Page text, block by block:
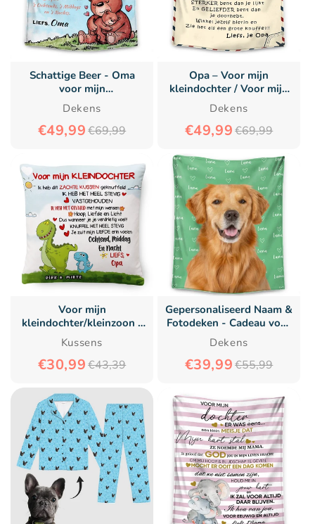
Schattige Beer - Oma
voor mijn
Kleindochter/Kleinzoon
Premium Deken™
Dekens
€49,99€69,99
Opa – Voor mijn
kleindochter / Voor mijn
kleinzoon – Premium
Deken™
Dekens
€49,99€69,99
Voor mijn
kleindochter/kleinzoon -
Gepersonaliseerd
Premium Kussen met
Dinosaurusthema™
Kussens
€30,99€43,39
Gepersonaliseerd Naam &
Fotodeken - Cadeau voor
Huisdiereigenaren -
Gepersonaliseerd Deken
Dekens
€39,99€55,99